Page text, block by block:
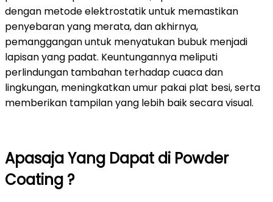
dengan metode elektrostatik untuk memastikan
penyebaran yang merata, dan akhirnya,
pemanggangan untuk menyatukan bubuk menjadi
lapisan yang padat. Keuntungannya meliputi
perlindungan tambahan terhadap cuaca dan
lingkungan, meningkatkan umur pakai plat besi, serta
memberikan tampilan yang lebih baik secara visual.
Apasaja Yang Dapat di Powder
Coating ?